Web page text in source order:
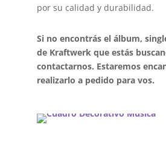
por su calidad y durabilidad.
Si no encontrás el álbum,
de Kraftwerk que estás
contactarnos. Estaremos
realizarlo a pedido para vos.